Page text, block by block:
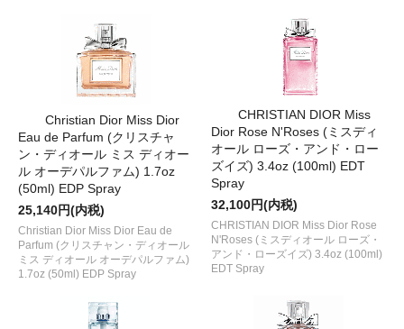
Christian Dior Miss Dior
Eau de Parfum (クリスチャ
ン・ディオール ミス ディオー
ル オーデパルファム) 1.7oz
(50ml) EDP Spray
25,140円(内税)
Christian Dior Miss Dior Eau de
Parfum (クリスチャン・ディオール
ミス ディオール オーデパルファム)
1.7oz (50ml) EDP Spray
CHRISTIAN DIOR Miss
Dior Rose N'Roses (ミスディ
オール ローズ・アンド・ロー
ズイズ) 3.4oz (100ml) EDT
Spray
32,100円(内税)
CHRISTIAN DIOR Miss Dior Rose
N'Roses (ミスディオール ローズ・
アンド・ローズイズ) 3.4oz (100ml)
EDT Spray